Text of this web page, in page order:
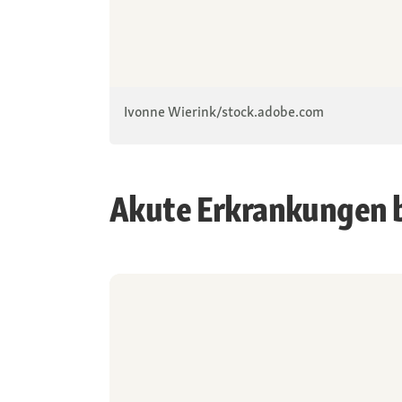
Ivonne Wierink/stock.adobe.com
Akute Erkrankungen